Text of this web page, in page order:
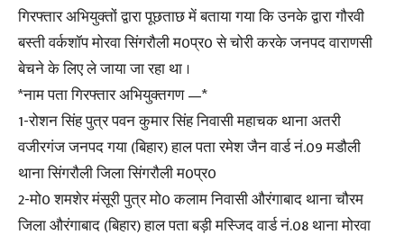
गिरफ्तार अभियुक्तों द्वारा पूछताछ में बताया गया कि उनके द्वारा गौरवी
बस्ती वर्कशॉप मोरवा सिंगरौली म0प्र0 से चोरी करके जनपद वाराणसी
बेचने के लिए ले जाया जा रहा था ।
*नाम पता गिरफ्तार अभियुक्तगण —*
1-रोशन सिंह पुत्र पवन कुमार सिंह निवासी महाचक थाना अतरी
वजीरगंज जनपद गया (बिहार) हाल पता रमेश जैन वार्ड नं.09 मडौली
थाना सिंगरौली जिला सिंगरौली म0प्र0
2-मो0 शमशेर मंसूरी पुत्र मो0 कलाम निवासी औरंगाबाद थाना चौरम
जिला औरंगाबाद (बिहार) हाल पता बड़ी मस्जिद वार्ड नं.08 थाना मोरवा